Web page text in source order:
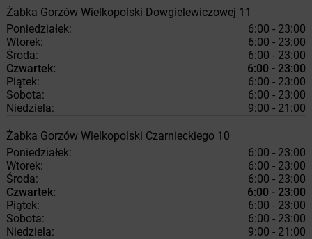
Żabka Gorzów Wielkopolski Dowgielewiczowej 11
Poniedziałek:
6:00 - 23:00
Wtorek:
6:00 - 23:00
Środa:
6:00 - 23:00
Czwartek:
6:00 - 23:00
Piątek:
6:00 - 23:00
Sobota:
6:00 - 23:00
Niedziela:
9:00 - 21:00
Żabka Gorzów Wielkopolski Czarnieckiego 10
Poniedziałek:
6:00 - 23:00
Wtorek:
6:00 - 23:00
Środa:
6:00 - 23:00
Czwartek:
6:00 - 23:00
Piątek:
6:00 - 23:00
Sobota:
6:00 - 23:00
Niedziela:
9:00 - 21:00